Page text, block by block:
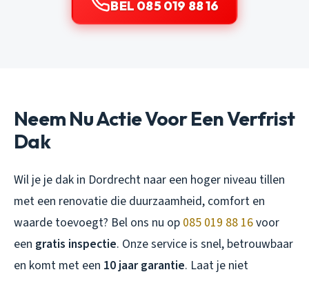
BEL 085 019 88 16
Neem Nu Actie Voor Een Verfrist
Dak
Wil je je dak in Dordrecht naar een hoger niveau tillen
met een renovatie die duurzaamheid, comfort en
waarde toevoegt? Bel ons nu op 085 019 88 16voor
een gratis inspectie. Onze service is snel, betrouwbaar
en komt met een 10 jaar garantie. Laat je niet